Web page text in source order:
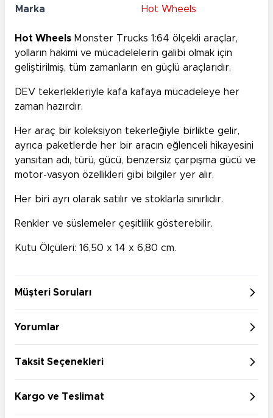
Marka Hot Wheels
Hot Wheels Monster Trucks 1:64 ölçekli araçlar,
yolların hakimi ve mücadelelerin galibi olmak için
geliştirilmiş, tüm zamanların en güçlü araçlarıdır.
DEV tekerlekleriyle kafa kafaya mücadeleye her
zaman hazırdır.
Her araç bir koleksiyon tekerleğiyle birlikte gelir,
ayrıca paketlerde her bir aracın eğlenceli hikayesini
yansıtan adı, türü, gücü, benzersiz çarpışma gücü ve
motor-vasyon özellikleri gibi bilgiler yer alır.
Her biri ayrı olarak satılır ve stoklarla sınırlıdır.
Renkler ve süslemeler çeşitlilik gösterebilir.
Kutu Ölçüleri: 16,50 x 14 x 6,80 cm.
Müşteri Soruları
Yorumlar
Taksit Seçenekleri
Kargo ve Teslimat